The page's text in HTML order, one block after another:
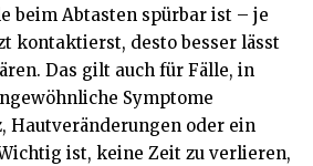
beim Abtasten spürbar ist – je
kontaktierst, desto besser lässt
Das gilt auch für Fälle, in
Symptome
Hautveränderungen oder ein
ist, keine Zeit zu verlieren,